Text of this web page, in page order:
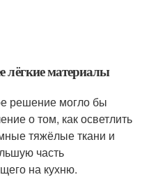
лёгкие материалы
решение могло бы
о том, как осветлить
тяжёлые ткани и
часть
на кухню.